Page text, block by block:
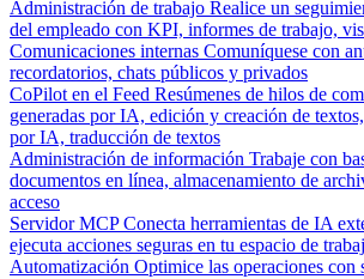
Administración de trabajo Realice un
del empleado con KPI, informes de trabajo,
Comunicaciones internas Comuníquese con
recordatorios, chats públicos y privados
CoPilot en el Feed Resúmenes de hilos de
generadas por IA, edición y creación de textos,
por IA, traducción de textos
Administración de información Trabaje con
documentos en línea, almacenamiento de
acceso
Servidor MCP Conecta herramientas de IA
ejecuta acciones seguras en tu espacio de
Automatización Optimice las operaciones con